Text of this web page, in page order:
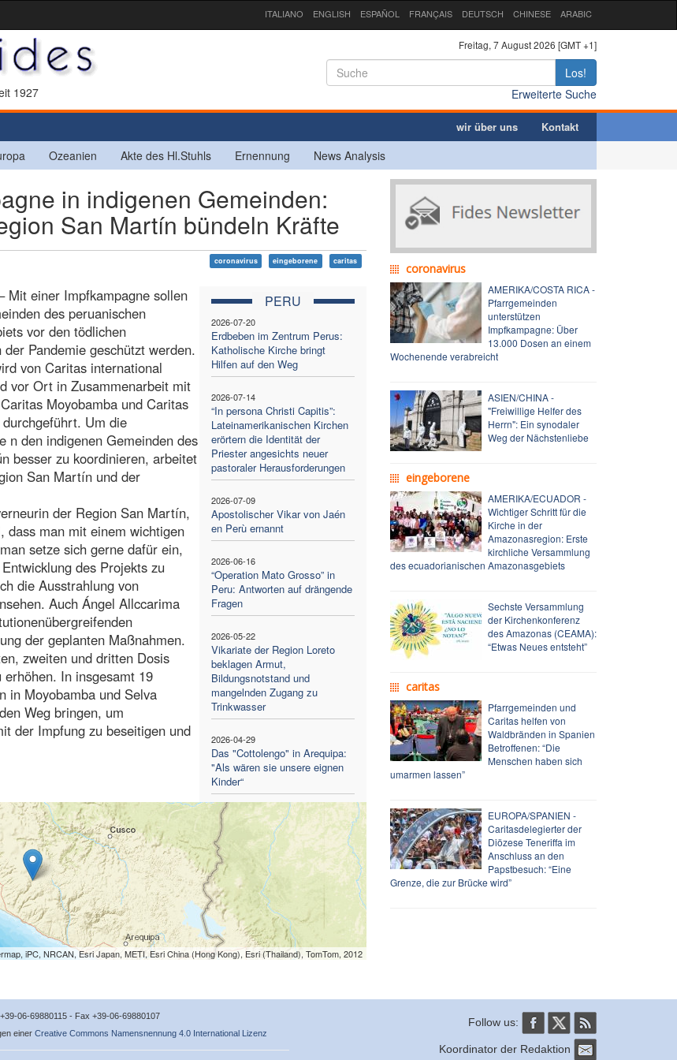
ITALIANO ENGLISH ESPAÑOL FRANÇAIS DEUTSCH CHINESE ARABIC
1927
Freitag, 7 August 2026 [GMT +1]
Los!
Erweiterte Suche
wir über uns Kontakt
Ozeanien Akte des Hl.Stuhls Ernennung News Analysis
in indigenen Gemeinden:
San Martín bündeln Kräfte
coronavirus eingeborene caritas
PERU
2026-07-20
Erdbeben im Zentrum Perus:
Katholische Kirche bringt
Hilfen auf den Weg
2026-07-14
“In persona Christi Capitis”:
Lateinamerikanischen Kirchen
erörtern die Identität der
Priester angesichts neuer
pastoraler Herausforderungen
2026-07-09
Apostolischer Vikar von Jaén
en Perù ernannt
2026-06-16
“Operation Mato Grosso” in
Peru: Antworten auf drängende
Fragen
2026-05-22
Vikariate der Region Loreto
beklagen Armut,
Bildungsnotstand und
mangelnden Zugang zu
Trinkwasser
2026-04-29
Das "Cottolengo" in Arequipa:
"Als wären sie unsere eignen
Kinder“
Mit einer Impfkampagne sollen
des peruanischen
vor den tödlichen
der Pandemie geschützt werden.
von Caritas international
vor Ort in Zusammenarbeit mit
Moyobamba und Caritas
Um die
n den indigenen Gemeinden des
besser zu koordinieren, arbeitet
San Martín und der
der Region San Martín,
dass man mit einem wichtigen
setze sich gerne dafür ein,
des Projekts zu
die Ausstrahlung von
Auch Ángel Allccarima
der geplanten Maßnahmen.
zweiten und dritten Dosis
In insgesamt 19
in Moyobamba und Selva
Weg bringen, um
der Impfung zu beseitigen und
iPC, NRCAN, Esri Japan, METI, Esri China (Hong Kong), Esri (Thailand), TomTom, 2012
coronavirus
AMERIKA/COSTA RICA -
Pfarrgemeinden
unterstützen
Impfkampagne: Über
13.000 Dosen an einem
Wochenende verabreicht
ASIEN/CHINA -
"Freiwillige Helfer des
Herrn": Ein synodaler
Weg der Nächstenliebe
eingeborene
AMERIKA/ECUADOR -
Wichtiger Schritt für die
Kirche in der
Amazonasregion: Erste
kirchliche Versammlung
des ecuadorianischen Amazonasgebiets
Sechste Versammlung
der Kirchenkonferenz
des Amazonas (CEAMA):
“Etwas Neues entsteht”
caritas
Pfarrgemeinden und
Caritas helfen von
Waldbränden in Spanien
Betroffenen: “Die
Menschen haben sich
umarmen lassen”
EUROPA/SPANIEN -
Caritasdelegierter der
Diözese Teneriffa im
Anschluss an den
Papstbesuch: “Eine
Grenze, die zur Brücke wird”
06-69880115 - Fax +39-06-69880107
einer Creative Commons Namensnennung 4.0 International Lizenz
Follow us:
Koordinator der Redaktion